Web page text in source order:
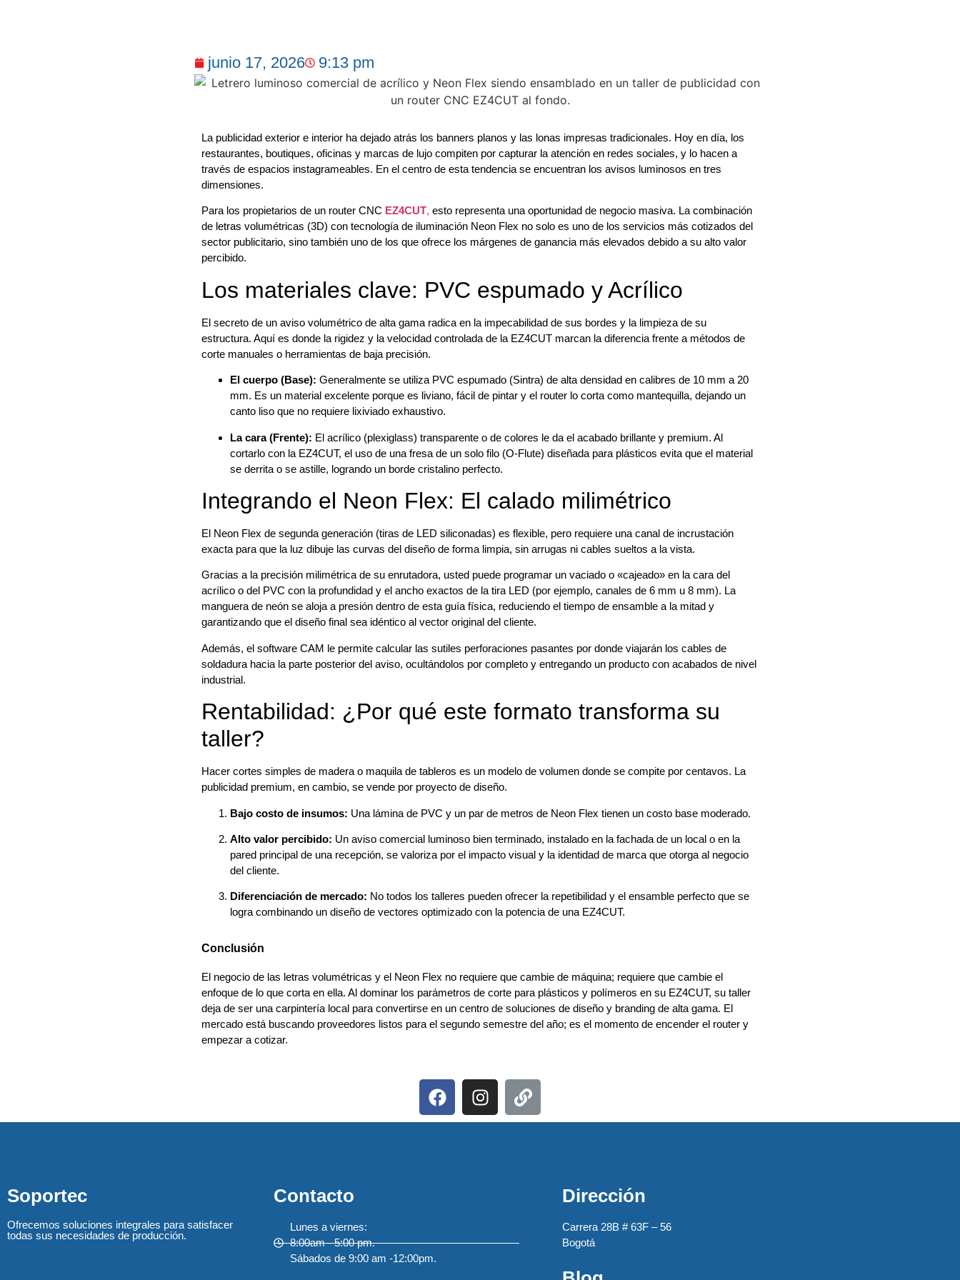
junio 17, 2026 9:13 pm
La publicidad exterior e interior ha dejado atrás los banners planos y las lonas impresas tradicionales. Hoy en día, los
restaurantes, boutiques, oficinas y marcas de lujo compiten por capturar la atención en redes sociales, y lo hacen a
través de espacios instagrameables. En el centro de esta tendencia se encuentran los avisos luminosos en tres
dimensiones.
Para los propietarios de un router CNC EZ4CUT, esto representa una oportunidad de negocio masiva. La combinación
de letras volumétricas (3D) con tecnología de iluminación Neon Flex no solo es uno de los servicios más cotizados del
sector publicitario, sino también uno de los que ofrece los márgenes de ganancia más elevados debido a su alto valor
percibido.
Los materiales clave: PVC espumado y Acrílico
El secreto de un aviso volumétrico de alta gama radica en la impecabilidad de sus bordes y la limpieza de su
estructura. Aquí es donde la rigidez y la velocidad controlada de la EZ4CUT marcan la diferencia frente a métodos de
corte manuales o herramientas de baja precisión.
El cuerpo (Base): Generalmente se utiliza PVC espumado (Sintra) de alta densidad en calibres de 10 mm a 20
mm. Es un material excelente porque es liviano, fácil de pintar y el router lo corta como mantequilla, dejando un
canto liso que no requiere lixiviado exhaustivo.
La cara (Frente): El acrílico (plexiglass) transparente o de colores le da el acabado brillante y premium. Al
cortarlo con la EZ4CUT, el uso de una fresa de un solo filo (O-Flute) diseñada para plásticos evita que el material
se derrita o se astille, logrando un borde cristalino perfecto.
Integrando el Neon Flex: El calado milimétrico
El Neon Flex de segunda generación (tiras de LED siliconadas) es flexible, pero requiere una canal de incrustación
exacta para que la luz dibuje las curvas del diseño de forma limpia, sin arrugas ni cables sueltos a la vista.
Gracias a la precisión milimétrica de su enrutadora, usted puede programar un vaciado o «cajeado» en la cara del
acrílico o del PVC con la profundidad y el ancho exactos de la tira LED (por ejemplo, canales de 6 mm u 8 mm). La
manguera de neón se aloja a presión dentro de esta guía física, reduciendo el tiempo de ensamble a la mitad y
garantizando que el diseño final sea idéntico al vector original del cliente.
Además, el software CAM le permite calcular las sutiles perforaciones pasantes por donde viajarán los cables de
soldadura hacia la parte posterior del aviso, ocultándolos por completo y entregando un producto con acabados de nivel
industrial.
Rentabilidad: ¿Por qué este formato transforma su
taller?
Hacer cortes simples de madera o maquila de tableros es un modelo de volumen donde se compite por centavos. La
publicidad premium, en cambio, se vende por proyecto de diseño.
Bajo costo de insumos: Una lámina de PVC y un par de metros de Neon Flex tienen un costo base moderado.
Alto valor percibido: Un aviso comercial luminoso bien terminado, instalado en la fachada de un local o en la
pared principal de una recepción, se valoriza por el impacto visual y la identidad de marca que otorga al negocio
del cliente.
Diferenciación de mercado: No todos los talleres pueden ofrecer la repetibilidad y el ensamble perfecto que se
logra combinando un diseño de vectores optimizado con la potencia de una EZ4CUT.
Conclusión
El negocio de las letras volumétricas y el Neon Flex no requiere que cambie de máquina; requiere que cambie el
enfoque de lo que corta en ella. Al dominar los parámetros de corte para plásticos y polímeros en su EZ4CUT, su taller
deja de ser una carpintería local para convertirse en un centro de soluciones de diseño y branding de alta gama. El
mercado está buscando proveedores listos para el segundo semestre del año; es el momento de encender el router y
empezar a cotizar.
Soportec
Ofrecemos soluciones integrales para satisfacer
todas sus necesidades de producción.
Contacto
Lunes a viernes:
8:00am - 5:00 pm.
Sábados de 9:00 am -12:00pm.
Dirección
Carrera 28B # 63F – 56
Bogotá